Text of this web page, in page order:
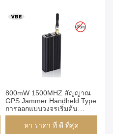
800mW 1500MHZ สัญญาณ
GPS Jammer Handheld Type
การออกแบบวงจรเริ่มต้น
ทำงานช้า
หา ราคา ที่ ดี ที่สุด